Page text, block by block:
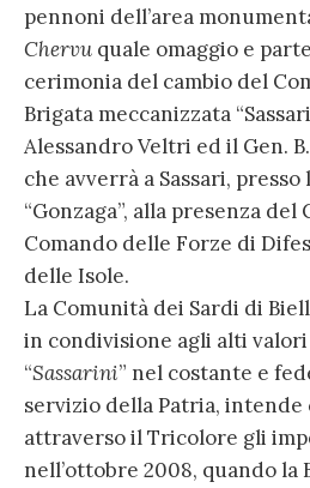
pennoni dell’area
Chervu quale omaggio e
cerimonia del cambio del
Brigata meccanizzata
Alessandro Veltri ed il Gen.
che avverrà a Sassari, presso
“Gonzaga”, alla presenza del
Comando delle Forze di
delle Isole.
La Comunità dei Sardi di
in condivisione agli alti
“Sassarini” nel costante e
servizio della Patria,
attraverso il Tricolore gli
nell’ottobre 2008, quando la